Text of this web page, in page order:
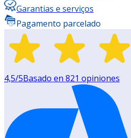
Garantias e serviços
Pagamento parcelado
4,5/5Basado en 821 opiniones